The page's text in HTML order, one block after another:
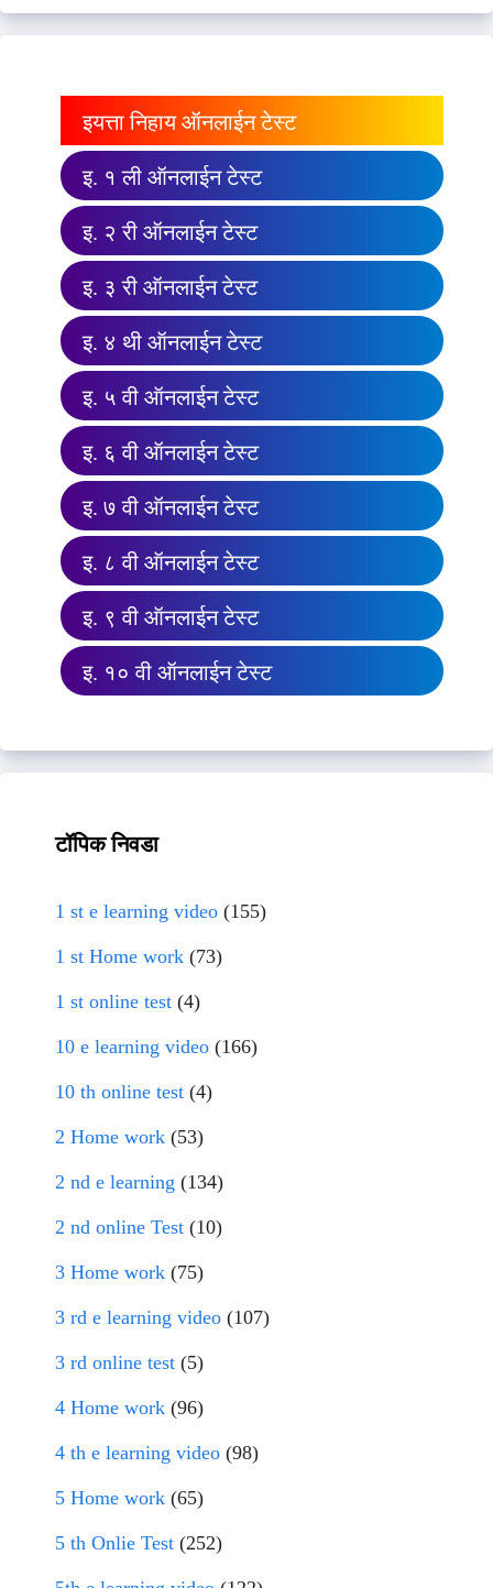
इयत्ता निहाय ऑनलाईन टेस्ट
इ. १ ली ऑनलाईन टेस्ट
इ. २ री ऑनलाईन टेस्ट
इ. ३ री ऑनलाईन टेस्ट
इ. ४ थी ऑनलाईन टेस्ट
इ. ५ वी ऑनलाईन टेस्ट
इ. ६ वी ऑनलाईन टेस्ट
इ. ७ वी ऑनलाईन टेस्ट
इ. ८ वी ऑनलाईन टेस्ट
इ. ९ वी ऑनलाईन टेस्ट
इ. १० वी ऑनलाईन टेस्ट
टॉपिक निवडा
1 st e learning video (155)
1 st Home work (73)
1 st online test (4)
10 e learning video (166)
10 th online test (4)
2 Home work (53)
2 nd e learning (134)
2 nd online Test (10)
3 Home work (75)
3 rd e learning video (107)
3 rd online test (5)
4 Home work (96)
4 th e learning video (98)
5 Home work (65)
5 th Onlie Test (252)